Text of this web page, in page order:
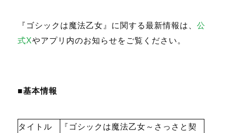
『ゴシックは魔法乙女』に関する最新情報は、 公
式Xやアプリ内のお知らせをご覧ください。
■基本情報
タイトル
『ゴシックは魔法乙女～さっさと契